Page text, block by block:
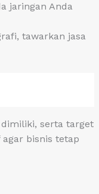
jaringan Anda
tawarkan jasa
serta target
bisnis tetap